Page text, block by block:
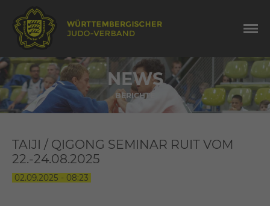
NEWS
BERICHTE
TAIJI / QIGONG SEMINAR RUIT VOM
22.-24.08.2025
02.09.2025 - 08:23